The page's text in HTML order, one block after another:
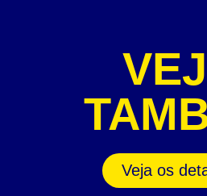
Veja os